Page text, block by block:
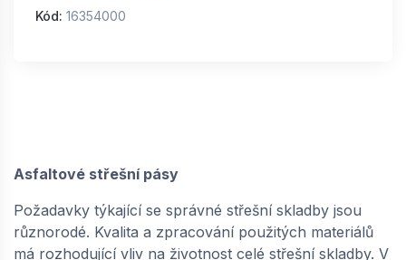
Kód: 16354000
Asfaltové střešní pásy
Požadavky týkající se správné střešní skladby jsou
různorodé. Kvalita a zpracování použitých materiálů
má rozhodující vliv na životnost celé střešní skladby. V